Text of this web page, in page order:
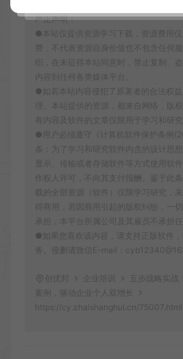
严正声明：
●本站仅提供资源学习下载，资源费用仅
费，不代表资源自身价值也不包含任何
织，在未征得本站同意时，禁止复制、
内容到任何各类媒体平台。
●如若本站内容侵犯了原著者的合法权益
理。本站提供的资源，都来自网络，版
有内容及软件的文章仅限用于学习和研究
●用户必须遵守《计算机软件保护条例
条：为了学习和研究软件内含的设计思想
显示、传输或者存储软件等方式使用软
作权人许可，不向其支付报酬。鉴于此
载的全部资源（软件）仅限学习研究，
得商用，若因商用引起的版权纠纷，一
承担，本平台所属公司及其雇员不承担任
●如果您喜欢该内容，请支持正版软件，
务。侵删请致信E-mail：
创优邦 企业培训
五步战略实战
案例，驱动企业个人双增长
https://cy.zhaishanghui.cn/75007.html